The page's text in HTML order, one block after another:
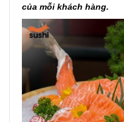
của mỗi khách hàng.